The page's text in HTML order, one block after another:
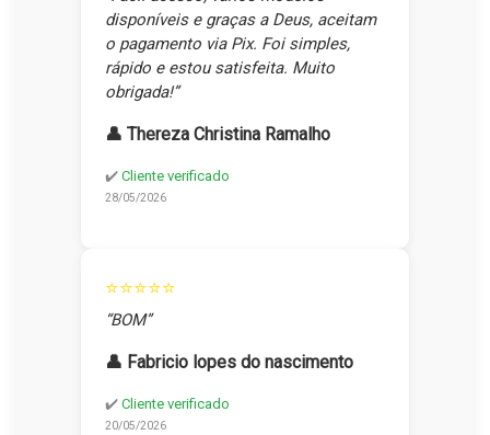
disponíveis e graças a Deus, aceitam
o pagamento via Pix. Foi simples,
rápido e estou satisfeita. Muito
obrigada!”
👤 Thereza Christina Ramalho
✔️ Cliente verificado
28/05/2026
⭐⭐⭐⭐⭐
“BOM”
👤 Fabricio lopes do nascimento
✔️ Cliente verificado
20/05/2026